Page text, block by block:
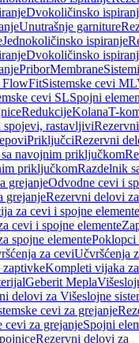
Dvokoličinsko
Unutrašnje garniture
Jednokoličinsko ispiranje
Dvokoličinsko
PriborMembrane
FlowFitSistemske cevi ML
cevi SLSpojni
RedukcijeKolanaT-
spojevi, rastavljivi
PriključciRezervni
navojnim priključkom
priključkomRazdelnik
grejanjeOdvodne cevi i
grejanjeRezervni delovi
za cevi i spojne elemente
cevi i spojne elemente
spojne elementePoklopci
za ceviUčvršćenja
zaptivkeKompleti vijaka
Geberit Mepla
delovi za Višeslojne
cevi za grejanje
cevi za grejanjeSpojni
Rezervni delovi za